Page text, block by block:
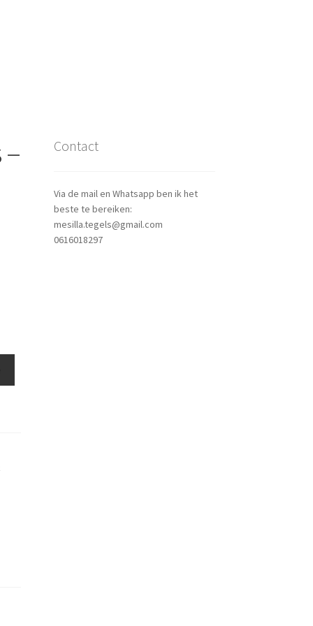
Contact
Via de mail en Whatsapp ben ik het
beste te bereiken:
mesilla.tegels@gmail.com
0616018297